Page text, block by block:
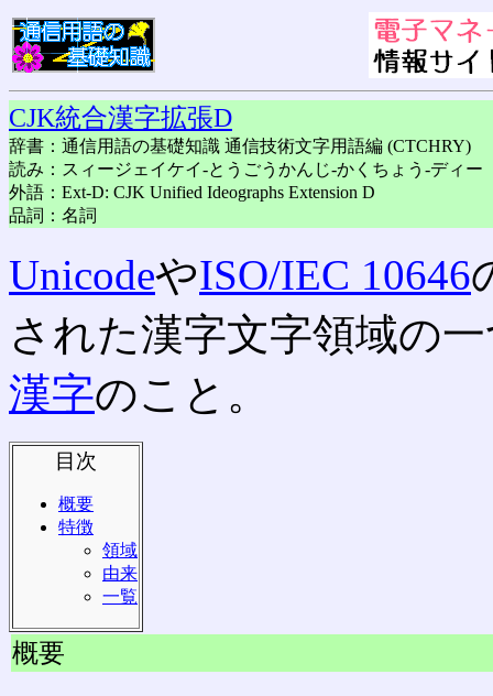
CJK統合漢字拡張D
辞書：通信用語の基礎知識 通信技術文字用語編 (CTCHRY)
読み：スィージェイケイ-とうごうかんじ-かくちょう-ディー
外語：Ext-D: CJK Unified Ideographs Extension D
品詞：名詞
UnicodeやISO/IEC 10646
された漢字文字領域の
漢字のこと。
目次
概要
特徴
領域
由来
一覧
概要